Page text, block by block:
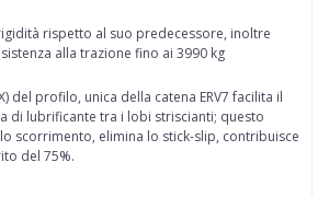
rispetto al suo predecessore, inoltre
alla trazione fino ai 3990 kg
del profilo, unica della catena ERV7 facilita il
di lubrificante tra i lobi striscianti; questo
scorrimento, elimina lo stick-slip, contribuisce
del 75%.